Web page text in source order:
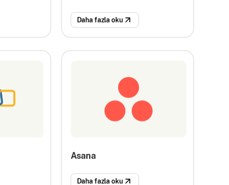
Daha fazla oku
Asana
Daha fazla oku